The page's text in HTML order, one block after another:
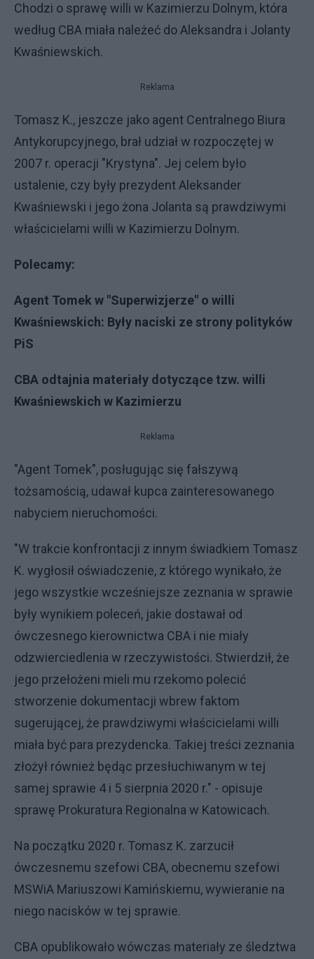
Chodzi o sprawę willi w Kazimierzu Dolnym, która
według CBA miała należeć do Aleksandra i Jolanty
Kwaśniewskich.
Reklama
Tomasz K., jeszcze jako agent Centralnego Biura
Antykorupcyjnego, brał udział w rozpoczętej w
2007 r. operacji "Krystyna". Jej celem było
ustalenie, czy były prezydent Aleksander
Kwaśniewski i jego żona Jolanta są prawdziwymi
właścicielami willi w Kazimierzu Dolnym.
Polecamy:
Agent Tomek w "Superwizjerze" o willi
Kwaśniewskich: Były naciski ze strony polityków
PiS
CBA odtajnia materiały dotyczące tzw. willi
Kwaśniewskich w Kazimierzu
Reklama
"Agent Tomek", posługując się fałszywą
tożsamością, udawał kupca zainteresowanego
nabyciem nieruchomości.
"W trakcie konfrontacji z innym świadkiem Tomasz
K. wygłosił oświadczenie, z którego wynikało, że
jego wszystkie wcześniejsze zeznania w sprawie
były wynikiem poleceń, jakie dostawał od
ówczesnego kierownictwa CBA i nie miały
odzwierciedlenia w rzeczywistości. Stwierdził, że
jego przełożeni mieli mu rzekomo polecić
stworzenie dokumentacji wbrew faktom
sugerującej, że prawdziwymi właścicielami willi
miała być para prezydencka. Takiej treści zeznania
złożył również będąc przesłuchiwanym w tej
samej sprawie 4 i 5 sierpnia 2020 r." - opisuje
sprawę Prokuratura Regionalna w Katowicach.
Na początku 2020 r. Tomasz K. zarzucił
ówczesnemu szefowi CBA, obecnemu szefowi
MSWiA Mariuszowi Kamińskiemu, wywieranie na
niego nacisków w tej sprawie.
CBA opublikowało wówczas materiały ze śledztwa